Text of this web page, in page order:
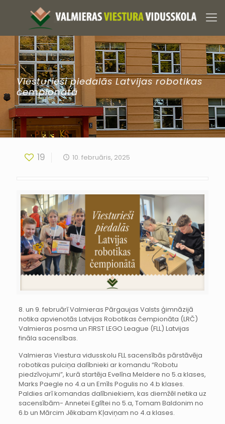
Viesturieši piedalās Latvijas robotikas
čempionātā
19 10. februāris, 2025
8. un 9. februārī Valmieras Pārgaujas Valsts ģimnāzijā
notika apvienotās Latvijas Robotikas čempionāta (LRČ)
Valmieras posma un FIRST LEGO League (FLL) Latvijas
fināla sacensības.
Valmieras Viestura vidusskolu FLL sacensībās pārstāvēja
robotikas pulciņa dalībnieki ar komandu “Robotu
piedzīvojumi”, kurā startēja Evelīna Meldere no 5.a klases,
Marks Paegle no 4.a un Emīls Pogulis no 4.b klases.
Paldies arī komandas dalībniekiem, kas diemžēl netika uz
sacensībām- Annetei Eglītei no 5.a, Tomam Baldonim no
6.b un Mārcim Jēkabam Kļaviņam no 4.a klases.